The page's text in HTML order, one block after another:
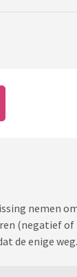
nemen
(negatief of
de enige weg.